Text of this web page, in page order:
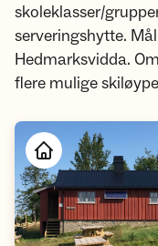
skoleklasser/
serveringshytte.
Hedmarksvidda.
flere mulige